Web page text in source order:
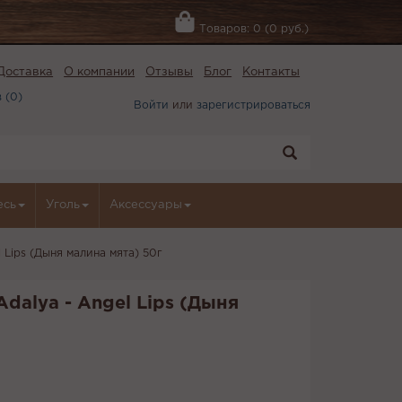
Товаров: 0 (0 руб.)
О компании Отзывы Блог Контакты
(0)
Войти или зарегистрироваться
Уголь Аксессуары
Lips (Дыня малина мята) 50г
- Angel Lips (Дыня